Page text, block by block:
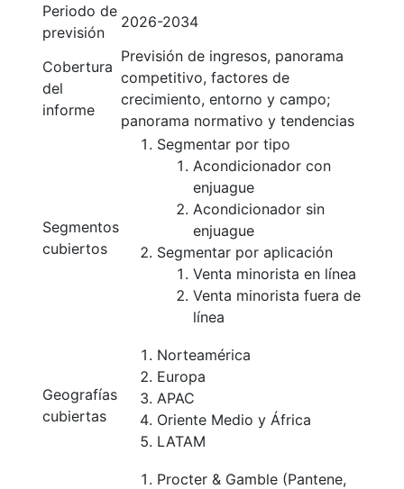
Periodo de
previsión
2026-2034
Cobertura
del
informe
Previsión de ingresos, panorama
competitivo, factores de
crecimiento, entorno y campo;
panorama normativo y tendencias
Segmentos
cubiertos
Segmentar por tipo
Acondicionador con
enjuague
Acondicionador sin
enjuague
Segmentar por aplicación
Venta minorista en línea
Venta minorista fuera de
línea
Geografías
cubiertas
Norteamérica
Europa
APAC
Oriente Medio y África
LATAM
Procter & Gamble (Pantene,